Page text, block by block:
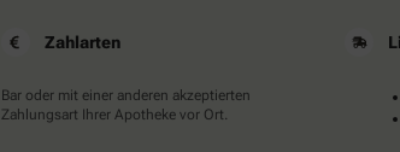
Zahlarten
Bar oder mit einer anderen akzeptierten
Zahlungsart Ihrer Apotheke vor Ort.